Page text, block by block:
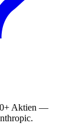
Aktien —